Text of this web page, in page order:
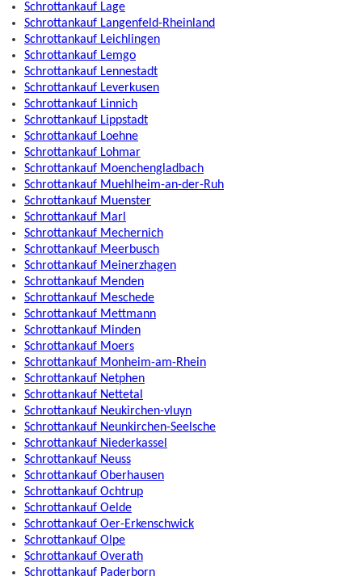
Schrottankauf Lage
Schrottankauf Langenfeld-Rheinland
Schrottankauf Leichlingen
Schrottankauf Lemgo
Schrottankauf Lennestadt
Schrottankauf Leverkusen
Schrottankauf Linnich
Schrottankauf Lippstadt
Schrottankauf Loehne
Schrottankauf Lohmar
Schrottankauf Moenchengladbach
Schrottankauf Muehlheim-an-der-Ruh
Schrottankauf Muenster
Schrottankauf Marl
Schrottankauf Mechernich
Schrottankauf Meerbusch
Schrottankauf Meinerzhagen
Schrottankauf Menden
Schrottankauf Meschede
Schrottankauf Mettmann
Schrottankauf Minden
Schrottankauf Moers
Schrottankauf Monheim-am-Rhein
Schrottankauf Netphen
Schrottankauf Nettetal
Schrottankauf Neukirchen-vluyn
Schrottankauf Neunkirchen-Seelsche
Schrottankauf Niederkassel
Schrottankauf Neuss
Schrottankauf Oberhausen
Schrottankauf Ochtrup
Schrottankauf Oelde
Schrottankauf Oer-Erkenschwick
Schrottankauf Olpe
Schrottankauf Overath
Schrottankauf Paderborn